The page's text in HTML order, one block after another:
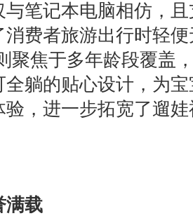
笔记本电脑相仿，
费者旅游出行时轻
聚焦于多年龄段覆盖
躺的贴心设计，为
验，进一步拓宽了遛
满载